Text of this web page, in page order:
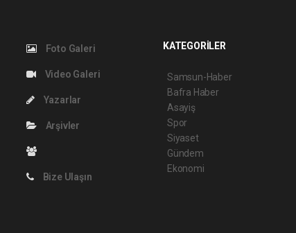
Foto Galeri
Video Galeri
Yazarlar
Arşivler
Bize Ulaşın
KATEGORİLER
Samsun-Haber
Bafra Haber
Asayiş
Spor
Siyaset
Gündem
Ekonomi